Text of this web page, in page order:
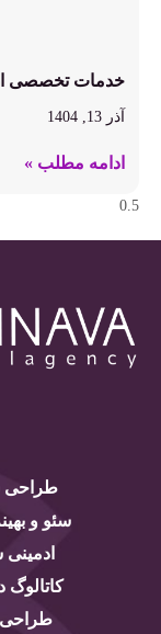
خدمات تخصصی
آذر 13, 1404
ادامه مطلب »
طراحی
سئو و
کاتالوگ
طراحی